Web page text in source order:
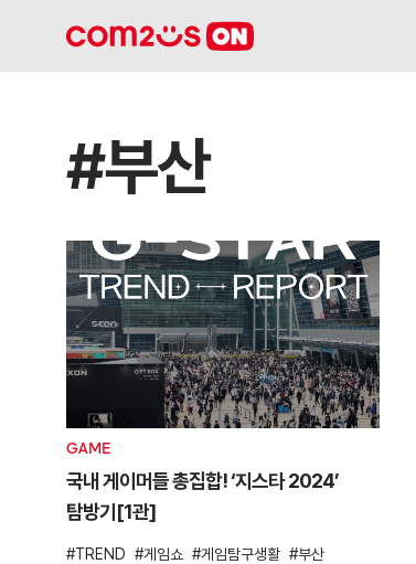
#부산
GAME
국내 게이머들 총집합! ‘지스타 2024’
탐방기[1관]
TREND 게임쇼 게임탐구생활
부산